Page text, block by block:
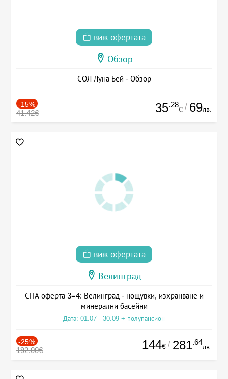
виж офертата
Обзор
СОЛ Луна Бей - Обзор
-15%
41.42€ 35.28
€ / 69лв.
виж офертата
Велинград
СПА оферта 3=4: Велинград - нощувки, изхранване и
минерални басейни
Дата: 01.07 - 30.09 + полупансион
-25%
192.00€ 144€ / 281.64
лв.